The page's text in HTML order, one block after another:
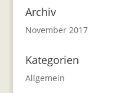
Archiv
November 2017
Kategorien
Allgemein